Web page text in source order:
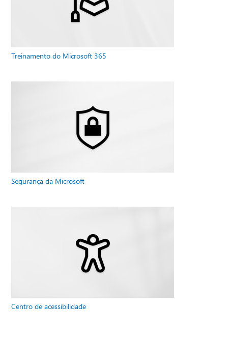
Treinamento do Microsoft 365
Segurança da Microsoft
Centro de acessibilidade